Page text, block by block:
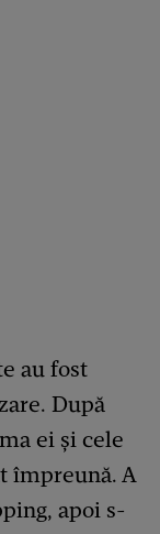
au fost
După
ei și cele
împreună. A
apoi s-